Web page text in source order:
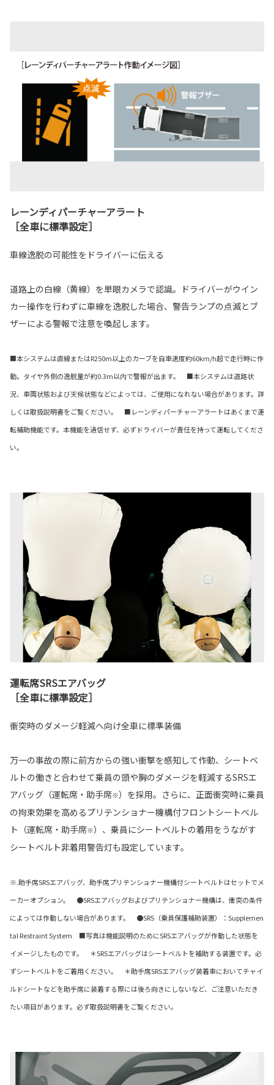
レーンディパーチャーアラート
［全車に標準設定］
車線逸脱の可能性をドライバーに伝える
道路上の白線（黄線）を単眼カメラで認識。ドライバーがウイン
カー操作を行わずに車線を逸脱した場合、警告ランプの点滅とブ
ザーによる警報で注意を喚起します。
■本システムは直線またはR250m以上のカーブを自車速度約60km/h超で走行時に作
動。タイヤ外側の逸脱量が約0.3m以内で警報が出ます。 ■本システムは道路状
況、車両状態および天候状態などによっては、ご使用になれない場合があります。詳
しくは取扱説明書をご覧ください。 ■レーンディパーチャーアラートはあくまで運
転補助機能です。本機能を過信せず、必ずドライバーが責任を持って運転してくださ
い。
運転席SRSエアバッグ
［全車に標準設定］
衝突時のダメージ軽減へ向け全車に標準装備
万一の事故の際に前方からの強い衝撃を感知して作動、シートベ
ルトの働きと合わせて乗員の頭や胸のダメージを軽減するSRSエ
アバッグ（運転席・助手席※）を採用。さらに、正面衝突時に乗員
の拘束効果を高めるプリテンショナー機構付フロントシートベル
ト（運転席・助手席※）、乗員にシートベルトの着用をうながす
シートベルト非着用警告灯も設定しています。
※.助手席SRSエアバッグ、助手席プリテンショナー機構付シートベルトはセットでメ
ーカーオプション。 ●SRSエアバッグおよびプリテンショナー機構は、衝突の条件
によっては作動しない場合があります。 ●SRS（乗員保護補助装置）：Supplemen
tal Restraint System ■写真は機能説明のためにSRSエアバッグが作動した状態を
イメージしたものです。 ＊SRSエアバッグはシートベルトを補助する装置です。必
ずシートベルトをご着用ください。 ＊助手席SRSエアバッグ装着車においてチャイ
ルドシートなどを助手席に装着する際には後ろ向きにしないなど、ご注意いただき
たい項目があります。必ず取扱説明書をご覧ください。